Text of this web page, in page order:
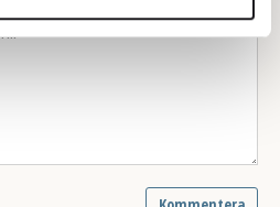
som vi samarbetar med.
informationen med annan